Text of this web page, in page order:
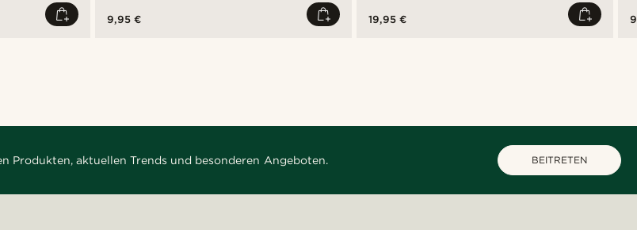
9,95 € 19,95 €
Produkten, aktuellen Trends und besonderen Angeboten. BEITRETEN